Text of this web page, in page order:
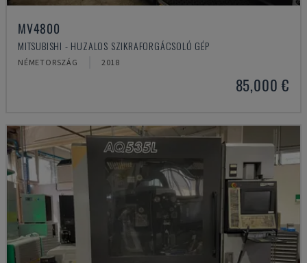
MV4800
MITSUBISHI - HUZALOS SZIKRAFORGÁCSOLÓ GÉP
NÉMETORSZÁG 2018
85,000 €